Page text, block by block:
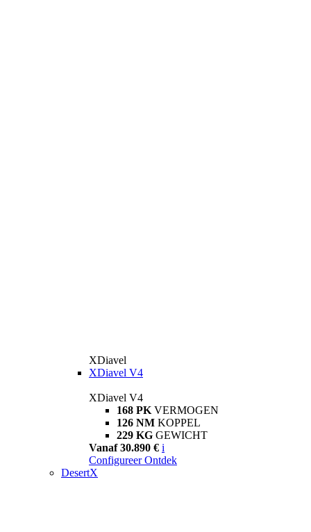
XDiavel
XDiavel V4
XDiavel V4
168 PK VERMOGEN
126 NM KOPPEL
229 KG GEWICHT
Vanaf 30.890 € i
Configureer Ontdek
DesertX